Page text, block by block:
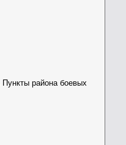
Пункты района боевых